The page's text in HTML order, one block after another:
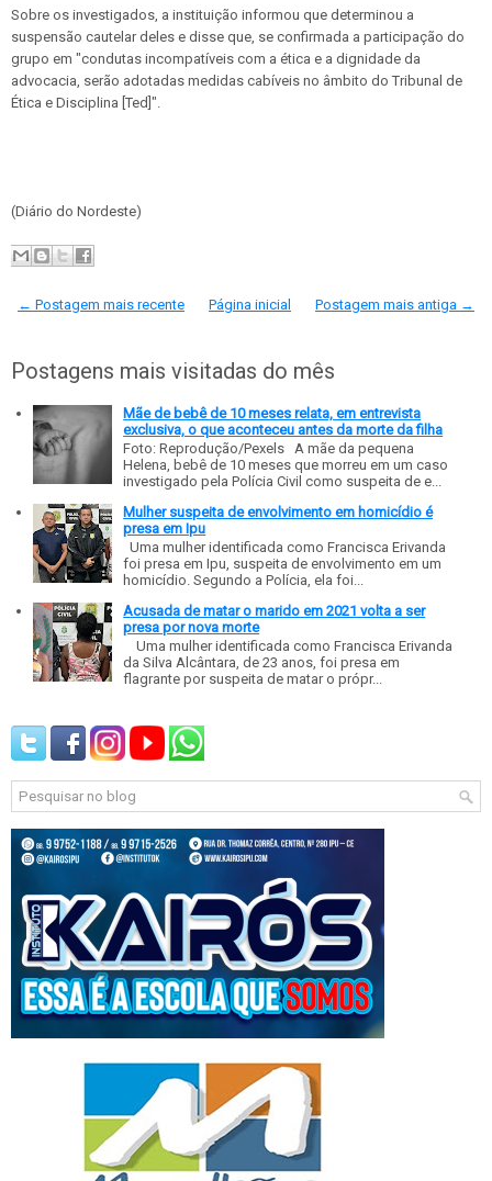
Sobre os investigados, a instituição informou que determinou a
suspensão cautelar deles e disse que, se confirmada a participação do
grupo em "condutas incompatíveis com a ética e a dignidade da
advocacia, serão adotadas medidas cabíveis no âmbito do Tribunal de
Ética e Disciplina [Ted]".
(Diário do Nordeste)
← Postagem mais recente Postagem mais antiga →
Página inicial
Postagens mais visitadas do mês
Mãe de bebê de 10 meses relata, em entrevista
exclusiva, o que aconteceu antes da morte da filha
Foto: Reprodução/Pexels A mãe da pequena
Helena, bebê de 10 meses que morreu em um caso
investigado pela Polícia Civil como suspeita de e...
Mulher suspeita de envolvimento em homicídio é
presa em Ipu
Uma mulher identificada como Francisca Erivanda
foi presa em Ipu, suspeita de envolvimento em um
homicídio. Segundo a Polícia, ela foi...
Acusada de matar o marido em 2021 volta a ser
presa por nova morte
Uma mulher identificada como Francisca Erivanda
da Silva Alcântara, de 23 anos, foi presa em
flagrante por suspeita de matar o própr...